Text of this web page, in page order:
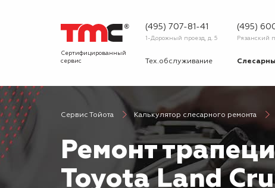
Сертифицированный
сервис
(495) 707-81-41
1-Дорожный проезд, д. 5
(495)
Рязанский
Тех.обслуживание
О сервисе Вопрос-
Новости Галерея
Сервис Тойота Калькулятор слесарного ремонта
Ремонт
Toyota Land